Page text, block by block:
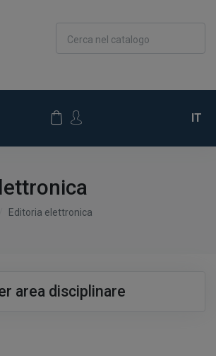
Cerca nel catalogo
IT
Editoria elettronica
area disciplinare